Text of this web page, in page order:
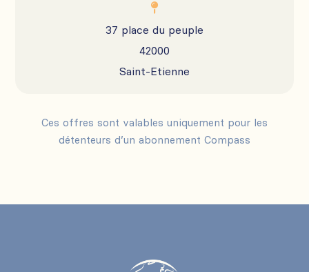

37 place du peuple
42000
Saint-Etienne
Ces offres sont valables uniquement pour les
détenteurs d’un abonnement Compass